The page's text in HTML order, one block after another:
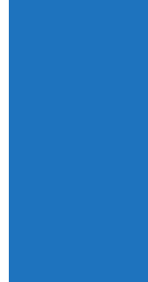
เอสซีจี ผนึก ม.มหิ
วิริยะประกันภัย